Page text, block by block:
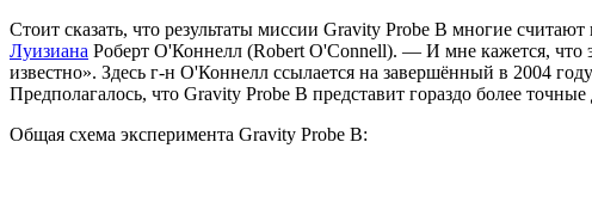
Стоит сказать, что результаты миссии Gravity Probe B многие
Луизиана Роберт О'Коннелл (Robert O'Connell). — И мне кажется, что
известно». Здесь г-н О'Коннелл ссылается на завершённый в 2004 году
Предполагалось, что Gravity Probe B представит гораздо более
Общая схема эксперимента Gravity Probe B: